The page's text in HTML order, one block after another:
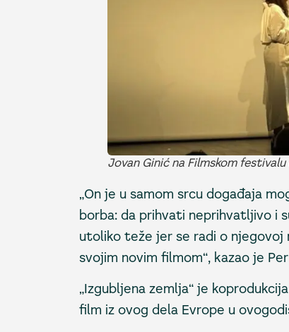
Jovan Ginić na Filmskom
„On je u samom srcu događaja
borba: da prihvati neprihvatljivo i
utoliko teže jer se radi o njegovoj
svojim novim filmom“, kazao je
„Izgubljena zemlja“ je
film iz ovog dela Evrope u